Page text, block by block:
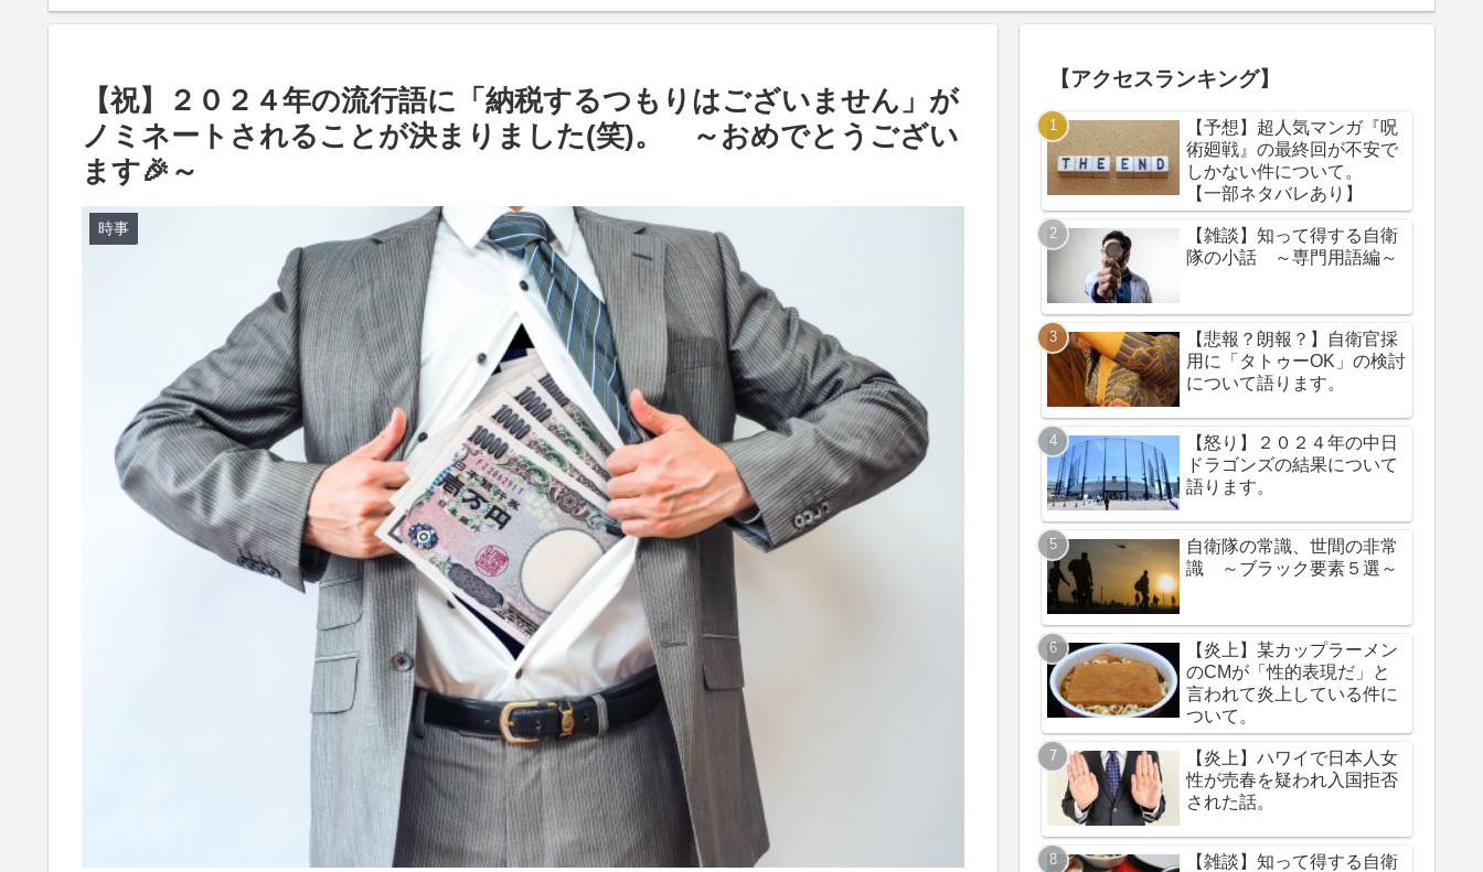
【祝】２０２４年の流行語に「納税するつもりはございません」が
ノミネートされることが決まりました(笑)。 ～おめでとうござい
ます🎉～
時事
【アクセスランキング】
【予想】超人気マンガ『呪
術廻戦』の最終回が不安で
しかない件について。
【一部ネタバレあり】
【雑談】知って得する自衛
隊の小話 ～専門用語編～
【悲報？朗報？】自衛官採
用に「タトゥーOK」の検討
について語ります。
【怒り】２０２４年の中日
ドラゴンズの結果について
語ります。
自衛隊の常識、世間の非常
識 ～ブラック要素５選～
【炎上】某カップラーメン
のCMが「性的表現だ」と
言われて炎上している件に
ついて。
【炎上】ハワイで日本人女
性が売春を疑われ入国拒否
された話。
【雑談】知って得する自衛